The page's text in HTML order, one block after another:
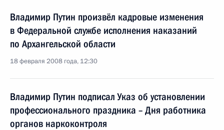
Владимир Путин произвёл кадровые изменения
в Федеральной службе исполнения наказаний
по Архангельской области
18 февраля 2008 года, 12:30
Владимир Путин подписал Указ об установлении
профессионального праздника – Дня работника
органов наркоконтроля